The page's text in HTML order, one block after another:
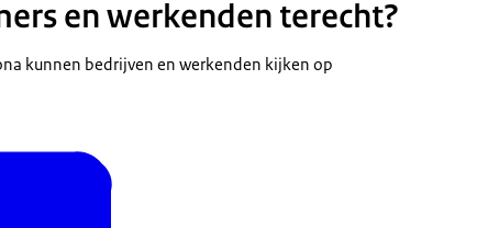
en werkenden terecht?
kunnen bedrijven en werkenden kijken op